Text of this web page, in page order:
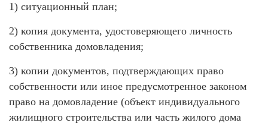
1) ситуационный план;
2) копия документа, удостоверяющего личность
собственника домовладения;
3) копии документов, подтверждающих право
собственности или иное предусмотренное законом
право на домовладение (объект индивидуального
жилищного строительства или часть жилого дома